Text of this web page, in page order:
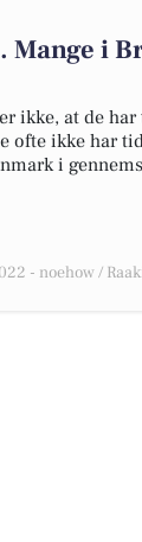
i
ikke, at de
ofte ikke har
i
- noehow /